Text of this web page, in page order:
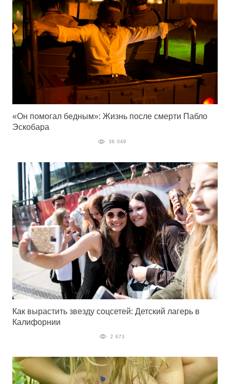
«Он помогал бедным»: Жизнь после смерти Пабло
Эскобара
36 049
Как вырастить звезду соцсетей: Детский лагерь в
Калифорнии
2 673